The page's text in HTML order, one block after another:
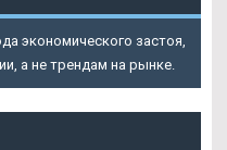
экономического застоя,
а не трендам на рынке.